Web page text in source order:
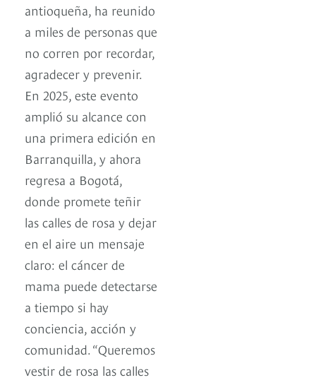
antioqueña, ha reunido
a miles de personas que
no corren por recordar,
agradecer y prevenir.
En 2025, este evento
amplió su alcance con
una primera edición en
Barranquilla, y ahora
regresa a Bogotá,
donde promete teñir
las calles de rosa y dejar
en el aire un mensaje
claro: el cáncer de
mama puede detectarse
a tiempo si hay
conciencia, acción y
comunidad. “Queremos
vestir de rosa las calles